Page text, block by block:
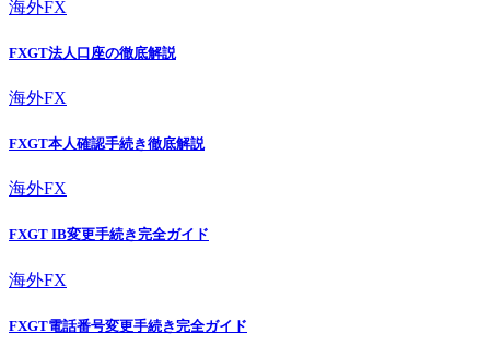
海外FX
FXGT法人口座の徹底解説
海外FX
FXGT本人確認手続き徹底解説
海外FX
FXGT IB変更手続き完全ガイド
海外FX
FXGT電話番号変更手続き完全ガイド